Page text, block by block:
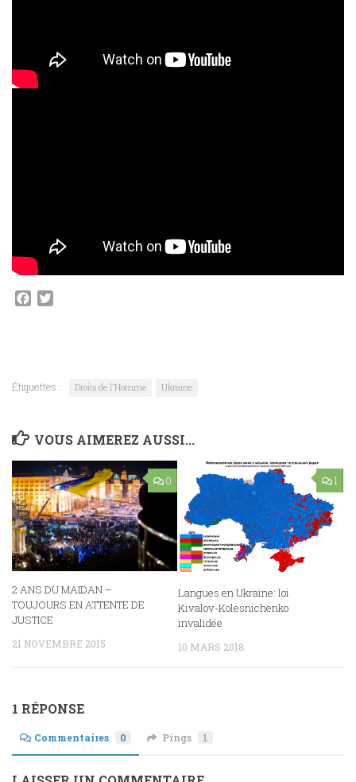
Facebook
Étiquettes : Droits de l'Homme Ukraine
VOUS AIMEREZ AUSSI...
0
2 ANS DU MAIDAN –
TOUJOURS EN ATTENTE DE
JUSTICE
21 NOVEMBRE 2015
1
Langues en Ukraine: loi
Kivalov-Kolesnichenko
invalidée
10 MARS 2018
1 RÉPONSE
Commentaires 0 Pings 1